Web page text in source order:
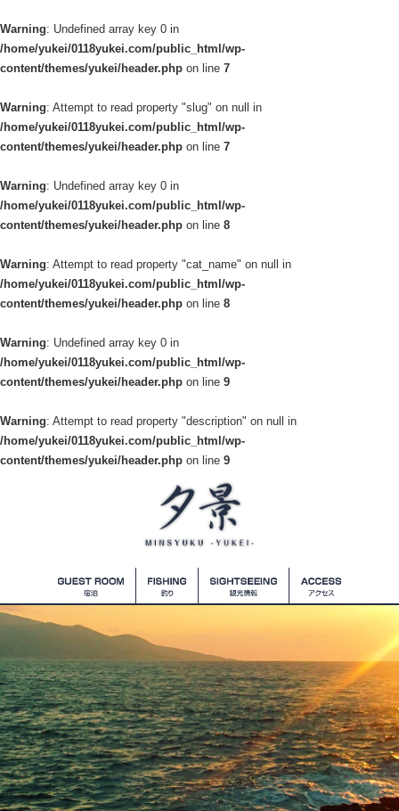
Warning: Undefined array key 0 in
/home/yukei/0118yukei.com/public_html/wp-
content/themes/yukei/header.php on line 7
Warning: Attempt to read property "slug" on null in
/home/yukei/0118yukei.com/public_html/wp-
content/themes/yukei/header.php on line 7
Warning: Undefined array key 0 in
/home/yukei/0118yukei.com/public_html/wp-
content/themes/yukei/header.php on line 8
Warning: Attempt to read property "cat_name" on null in
/home/yukei/0118yukei.com/public_html/wp-
content/themes/yukei/header.php on line 8
Warning: Undefined array key 0 in
/home/yukei/0118yukei.com/public_html/wp-
content/themes/yukei/header.php on line 9
Warning: Attempt to read property "description" on null in
/home/yukei/0118yukei.com/public_html/wp-
content/themes/yukei/header.php on line 9